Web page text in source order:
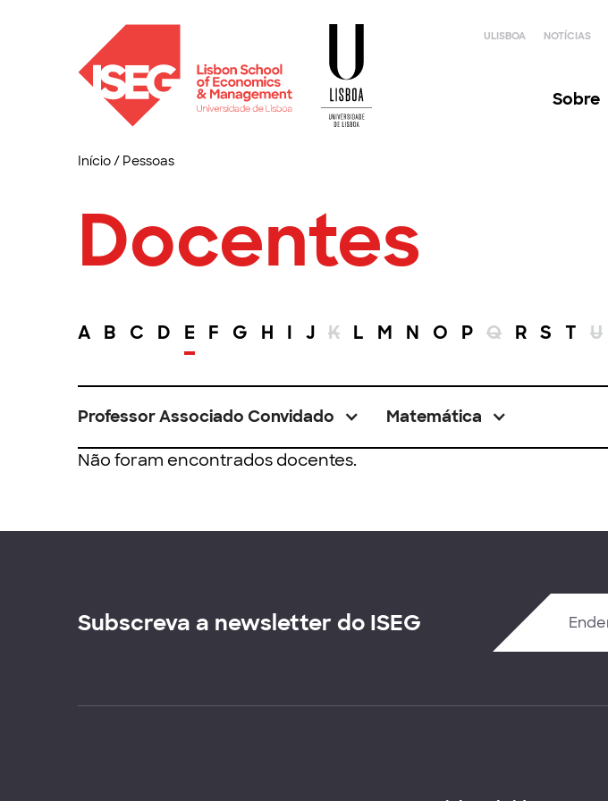
ULISBOA NOTÍCIAS
Sobre
Início/ Pessoas
Docentes
A B C D E F G H I J K L M N O P Q R S T U
Professor Associado Convidado Matemática
Não foram encontrados docentes.
Subscreva a newsletter do ISEG